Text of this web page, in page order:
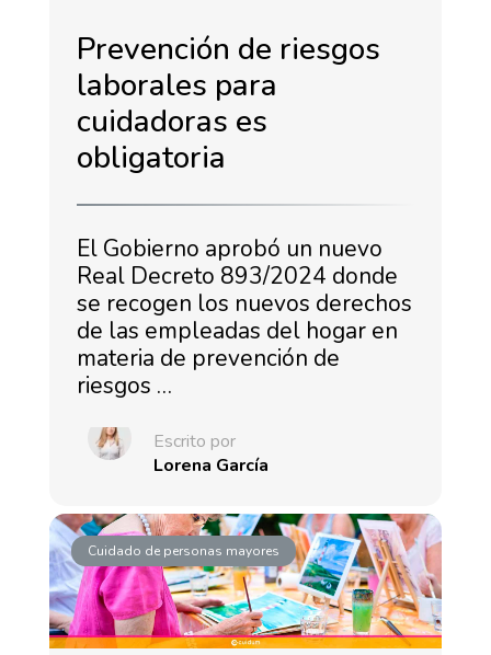
Prevención de riesgos
laborales para
cuidadoras es
obligatoria
El Gobierno aprobó un nuevo
Real Decreto 893/2024 donde
se recogen los nuevos derechos
de las empleadas del hogar en
materia de prevención de
riesgos …
Escrito por
Lorena García
Cuidado de personas mayores